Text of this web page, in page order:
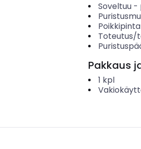
Soveltuu-
Toteutus/
Pakkaus
1 kpl